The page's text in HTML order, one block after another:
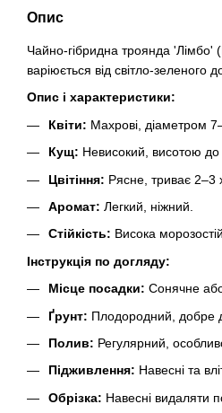
Опис
Чайно-гібридна троянда
варіюється від світло-зеленого
Опис і характеристики:
Квіти: Махрові, діаметром
Кущ: Невисокий, висотою
Цвітіння: Рясне, триває 2–3
Аромат: Легкий, ніжний.
Стійкість: Висока
Інструкція по догляду:
Місце посадки: Сонячне або
Ґрунт: Плодородний, добре
Полив: Регулярний,
Підживлення: Навесні та
Обрізка: Навесні видаляти